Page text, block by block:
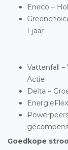
Eneco –
1 jaar
Vattenfall –
Actie
Delta –
Goedkope